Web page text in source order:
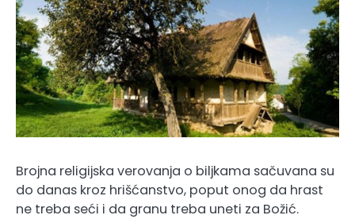
Brojna religijska verovanja o biljkama sačuvana su
do danas kroz hrišćanstvo, poput onog da hrast
ne treba seći i da granu treba uneti za Božić.